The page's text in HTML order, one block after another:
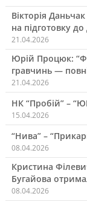
Вікторія
на підготовку
21.04.2026
Юрій Процюк:
гравчинь —
21.04.2026
НК “Пробій” –
15.04.2026
“Нива” –
08.04.2026
Кристина
Бугайова
08.04.2026